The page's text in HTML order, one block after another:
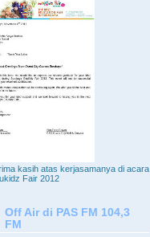
kasih atas kerjasamanya di acara
Fair 2012
Off Air di PAS FM 104,3
FM